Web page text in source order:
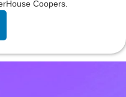
Coopers.